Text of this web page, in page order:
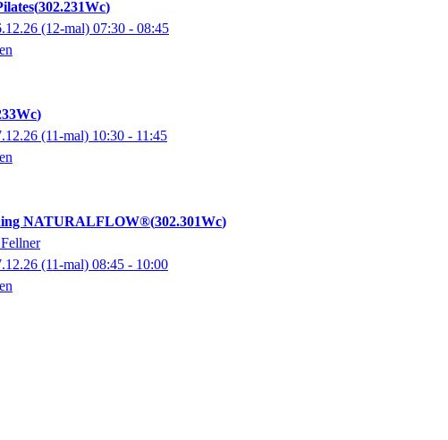
302.231Wc
(12-mal) 07:30 - 08:45
(11-mal) 10:30 - 11:45
NATURALFLOW® 302.301Wc
(11-mal) 08:45 - 10:00